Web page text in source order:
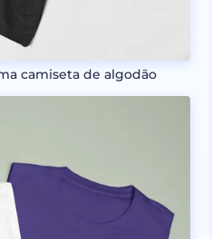
camiseta de algodão